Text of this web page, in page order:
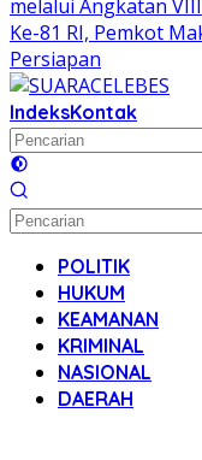
melalui Angkatan VIII
Ke-81 RI, Pemkot
Persiapan
IndeksKontak
POLITIK
HUKUM
KEAMANAN
KRIMINAL
NASIONAL
DAERAH